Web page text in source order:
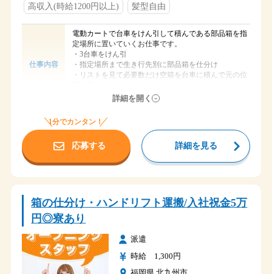
高収入(時給1200円以上)
髪型自由
仕事内容
電動カートで台車をけん引して積んである部品箱を指
定場所に置いていくお仕事です。
・3台車をけん引
・指定場所まで生き行先別に部品箱を仕分け
・リストを見て必要数だけ空箱を台車に積んで元の位
毎回同じことを繰り返します。
国道155号線（萩原交差点）を西方に1.5kmほど直進！
西尾張中央道→萩原交差点→勤務地の順です。
500ｍほど進んでいけばあります。
時間
1週間ごとの完全二交替の仕事です。
①06：25～15：05
②16：00～00：40
交代勤務です。
※二交替が難しいという方がいらっしゃいましたら
詳細を開く
1分でカンタン！
応募する 詳細を見る
箱の仕分け・ハンドリフト運搬/入社祝金5万
円◎寮あり
派遣
時給 1,300円